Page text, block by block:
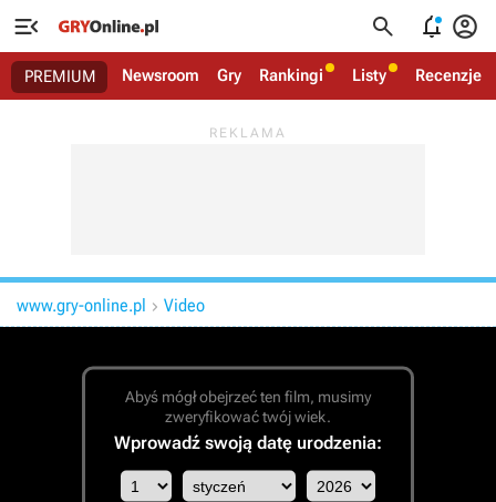
   
PREMIUM Newsroom Gry Rankingi Listy Recenzje
www.gry-online.pl  Video
Abyś mógł obejrzeć ten film, musimy
zweryfikować twój wiek.
Wprowadź swoją datę urodzenia: